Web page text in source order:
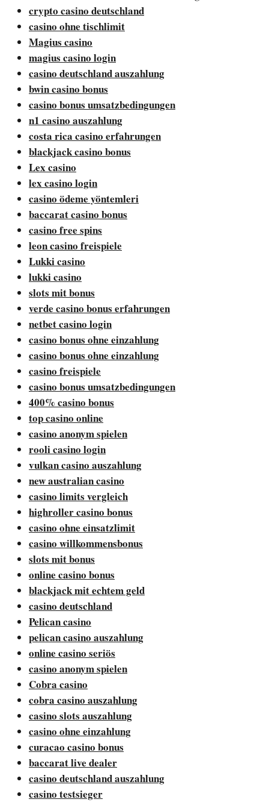
crypto casino deutschland
casino ohne tischlimit
Magius casino
magius casino login
casino deutschland auszahlung
bwin casino bonus
casino bonus umsatzbedingungen
n1 casino auszahlung
costa rica casino erfahrungen
blackjack casino bonus
Lex casino
lex casino login
casino ödeme yöntemleri
baccarat casino bonus
casino free spins
leon casino freispiele
Lukki casino
lukki casino
slots mit bonus
verde casino bonus erfahrungen
netbet casino login
casino bonus ohne einzahlung
casino bonus ohne einzahlung
casino freispiele
casino bonus umsatzbedingungen
400% casino bonus
top casino online
casino anonym spielen
rooli casino login
vulkan casino auszahlung
new australian casino
casino limits vergleich
highroller casino bonus
casino ohne einsatzlimit
casino willkommensbonus
slots mit bonus
online casino bonus
blackjack mit echtem geld
casino deutschland
Pelican casino
pelican casino auszahlung
online casino seriös
casino anonym spielen
Cobra casino
cobra casino auszahlung
casino slots auszahlung
casino ohne einzahlung
curacao casino bonus
baccarat live dealer
casino deutschland auszahlung
casino testsieger